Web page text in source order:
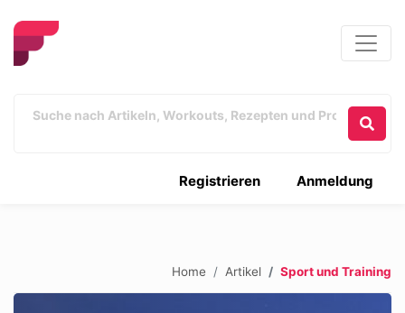
Anmeldung
Registrieren
Home Artikel Sport und Training